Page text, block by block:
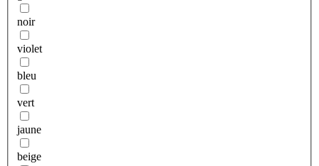
noir
violet
bleu
vert
jaune
beige